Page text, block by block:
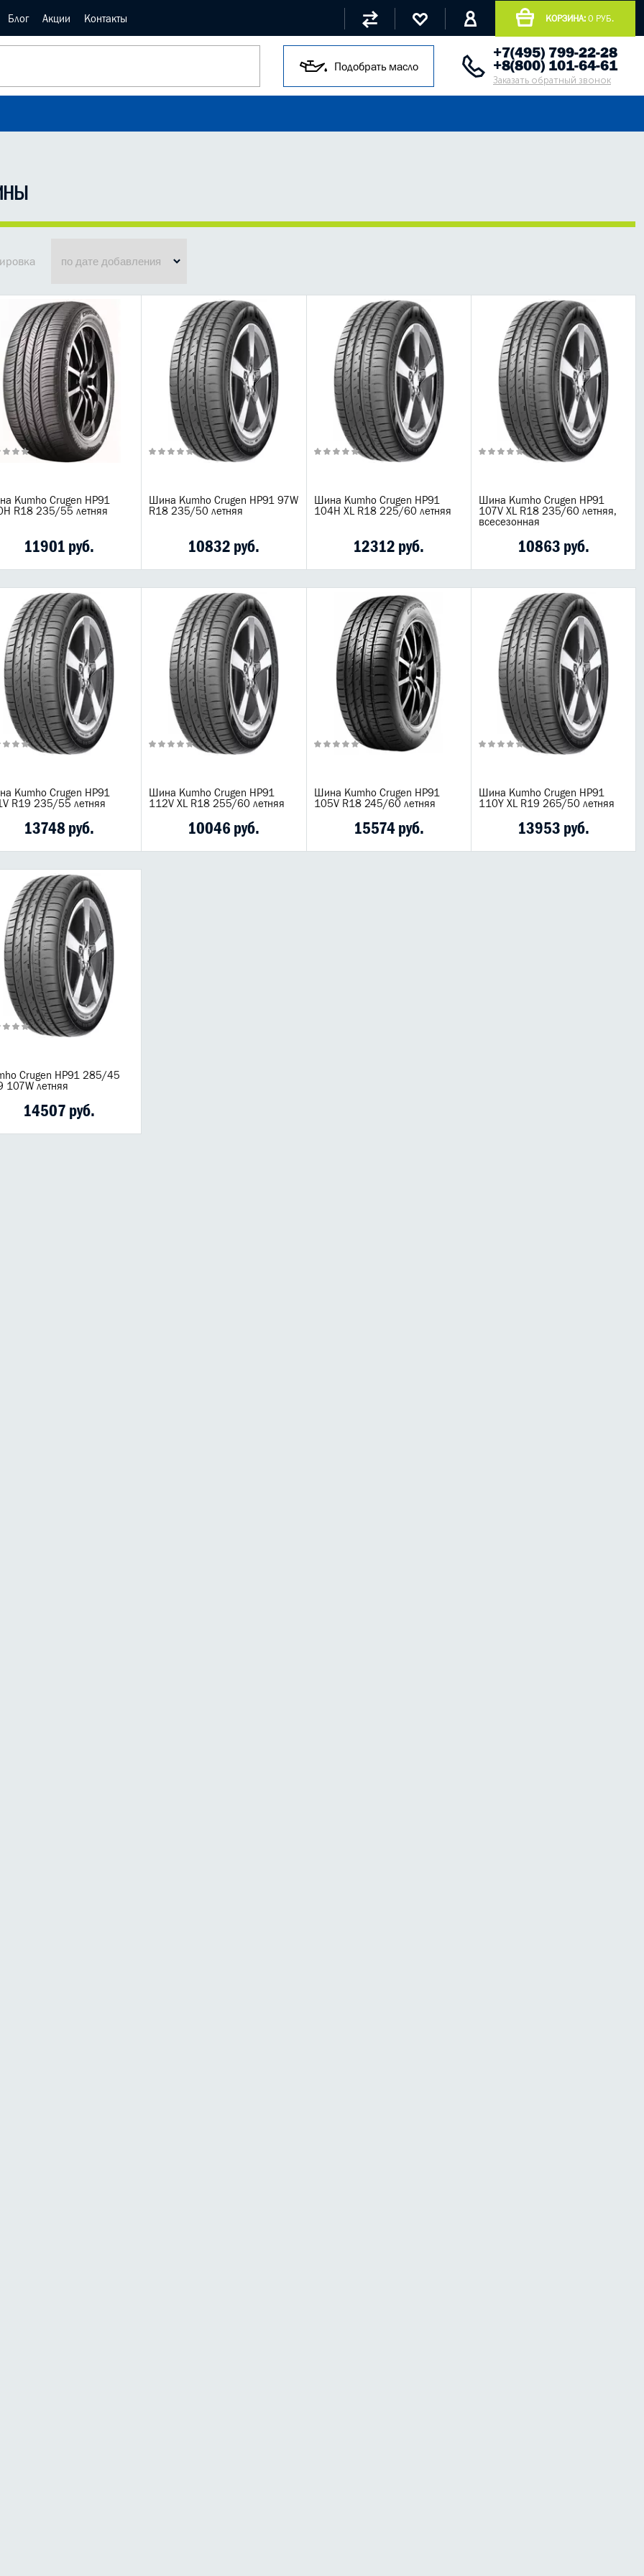
Блог Акции Контакты КОРЗИНА: 0 РУБ.
Подобрать масло
+7(495) 799-22-28
+8(800) 101-64-61
Заказать обратный звонок
Kumho Crugen HP91
R18 235/55 летняя
11901 руб.
Шина Kumho Crugen HP91 97W
R18 235/50 летняя
10832 руб.
Шина Kumho Crugen HP91
104H XL R18 225/60 летняя
12312 руб.
Шина Kumho Crugen HP91
107V XL R18 235/60 летняя,
всесезонная
10863 руб.
Kumho Crugen HP91
R19 235/55 летняя
13748 руб.
Шина Kumho Crugen HP91
112V XL R18 255/60 летняя
10046 руб.
Шина Kumho Crugen HP91
105V R18 245/60 летняя
15574 руб.
Шина Kumho Crugen HP91
110Y XL R19 265/50 летняя
13953 руб.
Crugen HP91 285/45
107W летняя
14507 руб.